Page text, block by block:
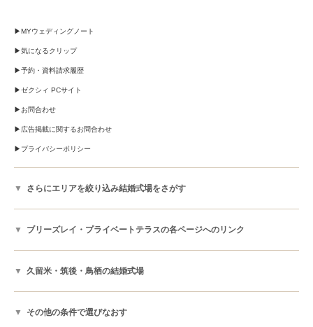
MYウェディングノート
気になるクリップ
予約・資料請求履歴
ゼクシィ PCサイト
お問合わせ
広告掲載に関するお問合わせ
プライバシーポリシー
さらにエリアを絞り込み結婚式場をさがす
ブリーズレイ・プライベートテラスの各ページへのリンク
久留米・筑後・鳥栖の結婚式場
その他の条件で選びなおす